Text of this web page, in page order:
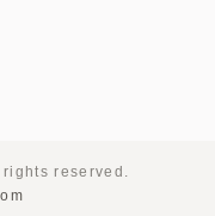
rights reserved.